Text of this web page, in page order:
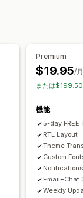
Premium
$19.95/
または
機能
5-day FREE
RTL Layout
Theme
Custom
Email+Chat
Weekly